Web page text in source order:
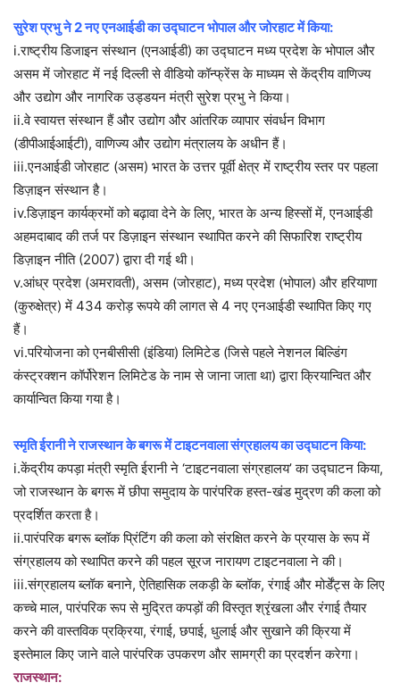
सुरेश प्रभु ने 2 नए एनआईडी का उद्घाटन भोपाल और जोरहाट में किया:
i.राष्ट्रीय डिजाइन संस्थान (एनआईडी) का उद्घाटन मध्य प्रदेश के भोपाल और
असम में जोरहाट में नई दिल्ली से वीडियो कॉन्फ्रेंस के माध्यम से केंद्रीय वाणिज्य
और उद्योग और नागरिक उड्डयन मंत्री सुरेश प्रभु ने किया।
ii.वे स्वायत्त संस्थान हैं और उद्योग और आंतरिक व्यापार संवर्धन विभाग
(डीपीआईआईटी), वाणिज्य और उद्योग मंत्रालय के अधीन हैं।
iii.एनआईडी जोरहाट (असम) भारत के उत्तर पूर्वी क्षेत्र में राष्ट्रीय स्तर पर पहला
डिज़ाइन संस्थान है।
iv.डिज़ाइन कार्यक्रमों को बढ़ावा देने के लिए, भारत के अन्य हिस्सों में, एनआईडी
अहमदाबाद की तर्ज पर डिज़ाइन संस्थान स्थापित करने की सिफारिश राष्ट्रीय
डिज़ाइन नीति (2007) द्वारा दी गई थी।
v.आंध्र प्रदेश (अमरावती), असम (जोरहाट), मध्य प्रदेश (भोपाल) और हरियाणा
(कुरुक्षेत्र) में 434 करोड़ रूपये की लागत से 4 नए एनआईडी स्थापित किए गए
हैं।
vi.परियोजना को एनबीसीसी (इंडिया) लिमिटेड (जिसे पहले नेशनल बिल्डिंग
कंस्ट्रक्शन कॉर्पोरेशन लिमिटेड के नाम से जाना जाता था) द्वारा क्रियान्वित और
कार्यान्वित किया गया है।
स्मृति ईरानी ने राजस्थान के बगरू में टाइटनवाला संग्रहालय का उद्घाटन किया:
i.केंद्रीय कपड़ा मंत्री स्मृति ईरानी ने ‘टाइटनवाला संग्रहालय’ का उद्घाटन किया,
जो राजस्थान के बगरू में छीपा समुदाय के पारंपरिक हस्त-खंड मुद्रण की कला को
प्रदर्शित करता है।
ii.पारंपरिक बगरू ब्लॉक प्रिंटिंग की कला को संरक्षित करने के प्रयास के रूप में
संग्रहालय को स्थापित करने की पहल सूरज नारायण टाइटनवाला ने की।
iii.संग्रहालय ब्लॉक बनाने, ऐतिहासिक लकड़ी के ब्लॉक, रंगाई और मोर्डेंट्स के लिए
कच्चे माल, पारंपरिक रूप से मुद्रित कपड़ों की विस्तृत श्रृंखला और रंगाई तैयार
करने की वास्तविक प्रक्रिया, रंगाई, छपाई, धुलाई और सुखाने की क्रिया में
इस्तेमाल किए जाने वाले पारंपरिक उपकरण और सामग्री का प्रदर्शन करेगा।
राजस्थान: